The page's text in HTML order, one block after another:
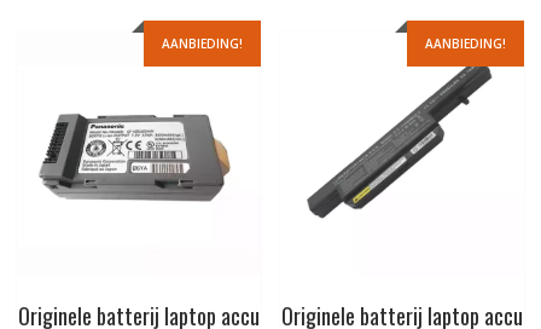
AANBIEDING!
Originele batterij laptop accu
AANBIEDING!
Originele batterij laptop accu